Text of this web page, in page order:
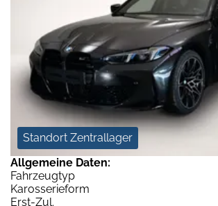
Standort Zentrallager
Allgemeine Daten:
Fahrzeugtyp
Karosserieform
Erst-Zul.